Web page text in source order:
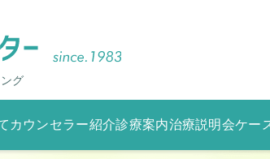
グ
カウンセラー紹介診療案内治療説明会ケー